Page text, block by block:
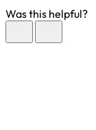
Was this helpful?